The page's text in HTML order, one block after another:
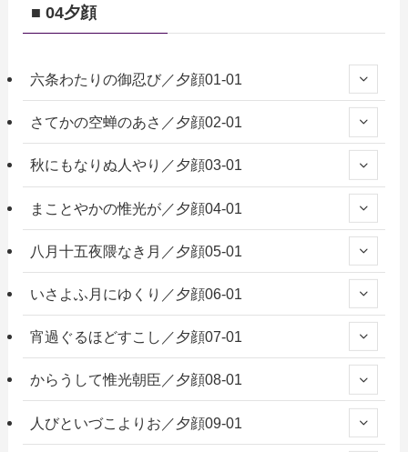
■ 04夕顔
六条わたりの御忍び／夕顔01-01
さてかの空蝉のあさ／夕顔02-01
秋にもなりぬ人やり／夕顔03-01
まことやかの惟光が／夕顔04-01
八月十五夜隈なき月／夕顔05-01
いさよふ月にゆくり／夕顔06-01
宵過ぐるほどすこし／夕顔07-01
からうして惟光朝臣／夕顔08-01
人びといづこよりお／夕顔09-01